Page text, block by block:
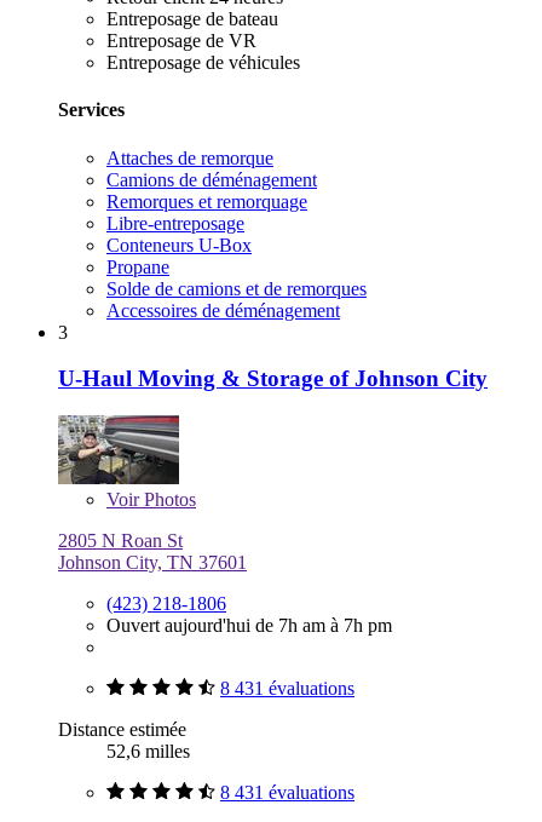
Entreposage de bateau
Entreposage de VR
Entreposage de véhicules
Services
Attaches de remorque
Camions de déménagement
Remorques et remorquage
Libre-entreposage
Conteneurs U-Box
Propane
Solde de camions et de remorques
Accessoires de déménagement
3
U-Haul Moving & Storage of Johnson City
VoirPhotos
2805 N Roan St
Johnson City, TN 37601
(423) 218-1806
Ouvert aujourd'hui de 7h am à 7h pm
8 431 évaluations
Distance estimée
52,6 milles
8 431 évaluations